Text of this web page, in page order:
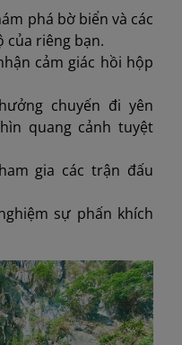
phá bờ biển và các
của riêng bạn.
cảm giác hồi hộp
chuyến đi yên
quang cảnh tuyệt
gia các trận đấu
sự phấn khích